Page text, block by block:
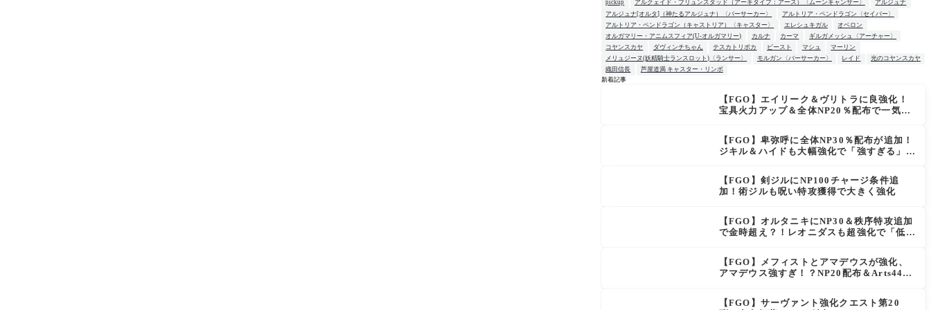
pickup アルクェイド・ブリュンスタッド（アーキタイプ：アース）〈ムーンキャンサー〉
アルジュナ
アルジュナ[オルタ]（神たるアルジュナ）〈バーサーカー〉
アルトリア・ペンドラゴン〈セイバー〉
アルトリア・ペンドラゴン（キャストリア）〈キャスター〉
エレシュキガル
オベロン
オルガマリー・アニムスフィア(U-オルガマリー)
カルナ カーマ
ギルガメッシュ〈アーチャー〉
コヤンスカヤ
ダヴィンチちゃん テスカトリポカ ビースト マシュ
マーリン
メリュジーヌ(妖精騎士ランスロット)〈ランサー〉
モルガン〈バーサーカー〉 レイド
光のコヤンスカヤ
織田信長
芦屋道満 キャスター・リンボ
新着記事
【FGO】エイリーク＆ヴリトラに良強化！
宝具火力アップ＆全体NP20％配布で一気に
【FGO】卑弥呼に全体NP30％配布が追加！
ジキル＆ハイドも大幅強化で「強すぎる」の
【FGO】剣ジルにNP100チャージ条件追
加！術ジルも呪い特攻獲得で大きく強化
【FGO】オルタニキにNP30＆秩序特攻追加
で金時超え？！レオニダスも超強化で「低レ
【FGO】メフィストとアマデウスが強化、
アマデウス強すぎ！？NP20配布＆Arts44％
【FGO】サーヴァント強化クエスト第20